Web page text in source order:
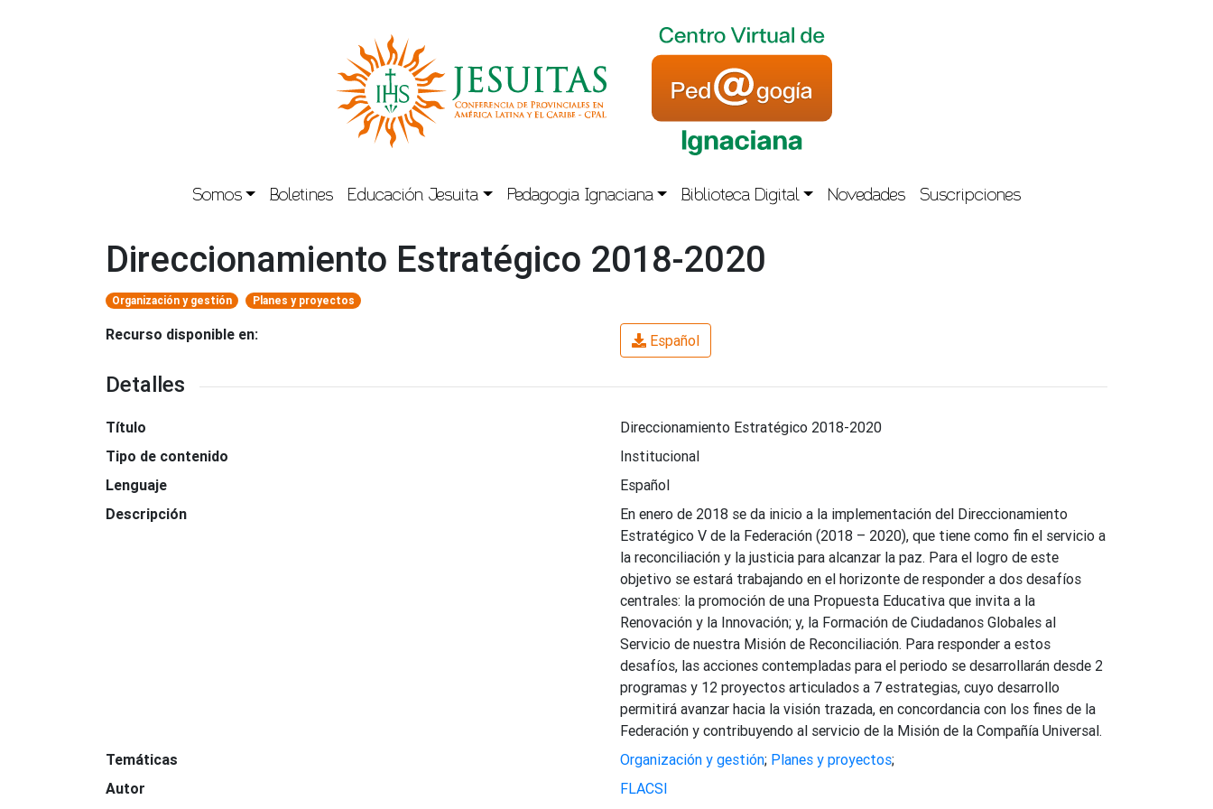
Somos Boletines Educación Jesuita Pedagogia Ignaciana Biblioteca Digital Novedades Suscripciones
Direccionamiento Estratégico 2018-2020
Organización y gestión Planes y proyectos
Recurso disponible en: Español
Detalles
Título
Direccionamiento Estratégico 2018-2020
Tipo de contenido
Institucional
Lenguaje
Español
Descripción
En enero de 2018 se da inicio a la implementación del Direccionamiento
Estratégico V de la Federación (2018 – 2020), que tiene como fin el servicio a
la reconciliación y la justicia para alcanzar la paz. Para el logro de este
objetivo se estará trabajando en el horizonte de responder a dos desafíos
centrales: la promoción de una Propuesta Educativa que invita a la
Renovación y la Innovación; y, la Formación de Ciudadanos Globales al
Servicio de nuestra Misión de Reconciliación. Para responder a estos
desafíos, las acciones contempladas para el periodo se desarrollarán desde 2
programas y 12 proyectos articulados a 7 estrategias, cuyo desarrollo
permitirá avanzar hacia la visión trazada, en concordancia con los fines de la
Federación y contribuyendo al servicio de la Misión de la Compañía Universal.
Temáticas
Organización y gestión; Planes y proyectos;
Autor
FLACSI